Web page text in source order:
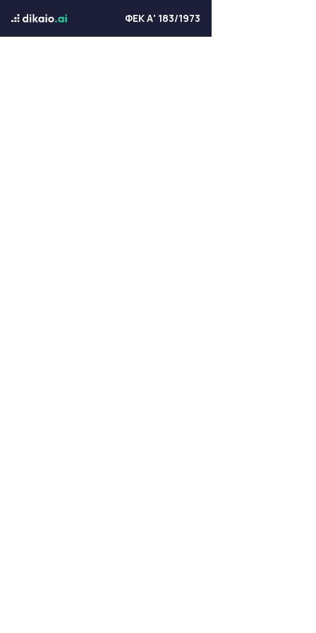
ΦΕΚ Α' 183/1973